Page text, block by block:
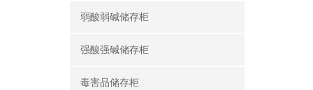
弱酸弱碱储存柜
强酸强碱储存柜
毒害品储存柜